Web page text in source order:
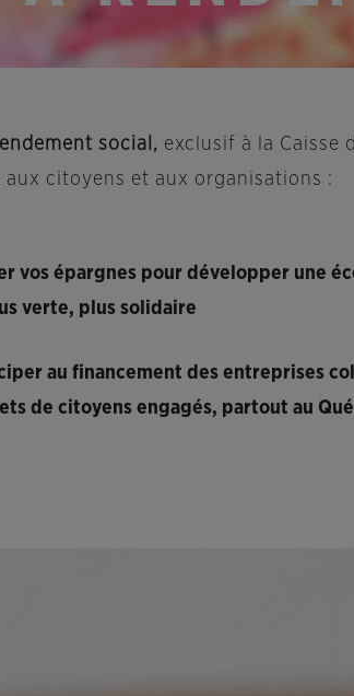
social, exclusif à la Caisse
aux citoyens et aux organisations :
vos épargnes pourdévelopper une
verte, plus solidaire
aufinancement des entreprises
de citoyens engagés, partout au